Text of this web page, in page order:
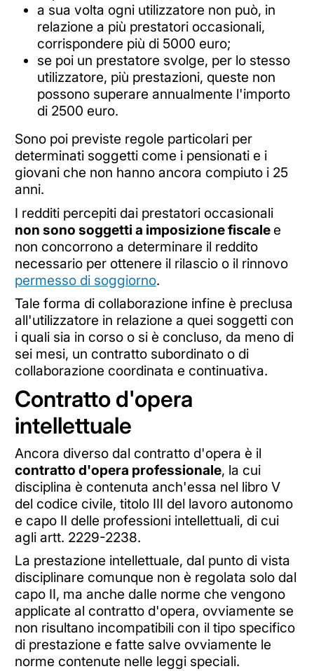
a sua volta ogni utilizzatore non può, in
relazione a più prestatori occasionali,
corrispondere più di 5000 euro;
se poi un prestatore svolge, per lo stesso
utilizzatore, più prestazioni, queste non
possono superare annualmente l'importo
di 2500 euro.
Sono poi previste regole particolari per
determinati soggetti come i pensionati e i
giovani che non hanno ancora compiuto i 25
anni.
I redditi percepiti dai prestatori occasionali
non sono soggetti a imposizione fiscale e
non concorrono a determinare il reddito
necessario per ottenere il rilascio o il rinnovo
permesso di soggiorno.
Tale forma di collaborazione infine è preclusa
all'utilizzatore in relazione a quei soggetti con
i quali sia in corso o si è concluso, da meno di
sei mesi, un contratto subordinato o di
collaborazione coordinata e continuativa.
Contratto d'opera
intellettuale
Ancora diverso dal contratto d'opera è il
contratto d'opera professionale, la cui
disciplina è contenuta anch'essa nel libro V
del codice civile, titolo III del lavoro autonomo
e capo II delle professioni intellettuali, di cui
agli artt. 2229-2238.
La prestazione intellettuale, dal punto di vista
disciplinare comunque non è regolata solo dal
capo II, ma anche dalle norme che vengono
applicate al contratto d'opera, ovviamente se
non risultano incompatibili con il tipo specifico
di prestazione e fatte salve ovviamente le
norme contenute nelle leggi speciali.